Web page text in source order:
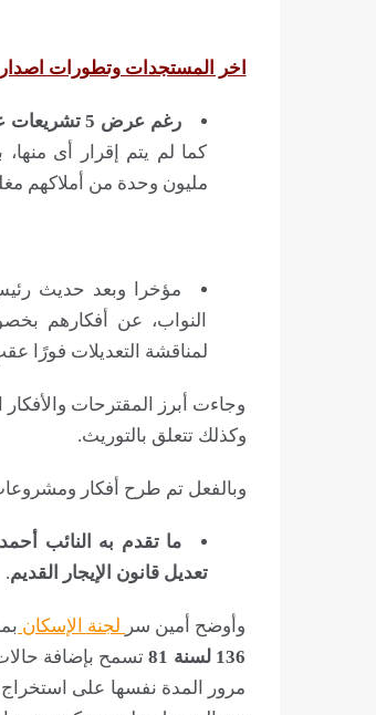
اخر المستجدات وتطورات اصدار
رغم عرض 5 تشريعات على مجلس النواب منذ 2015،
مليون وحدة من أملاكهم
مؤخرا وبعد حديث
النواب، عن أفكارهم
لمناقشة التعديلات فورًا
وجاءت أبرز المقترحات
وكذلك تتعلق بالتوريث.
وبالفعل تم طرح أفكار
تعديل قانون الإيجار القديم.
وأوضح أمين سر لجنة الإسكان
136 لسنة 81
مرور المدة نفسها على استخراج